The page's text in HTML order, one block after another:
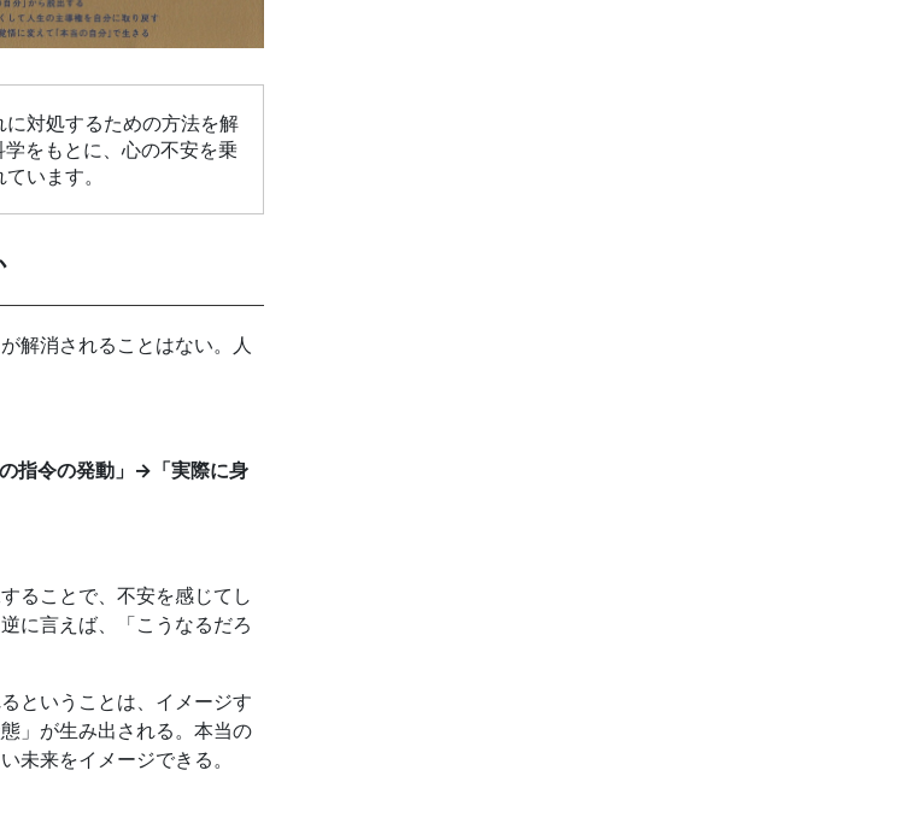
対処するための方法を解
をもとに、心の不安を乗
います。
解消されることはない。人
の指令の発動」→ 「実際に身
ることで、不安を感じてし
に言えば、「こうなるだろ
ということは、イメージす
」が生み出される。本当の
未来をイメージできる。